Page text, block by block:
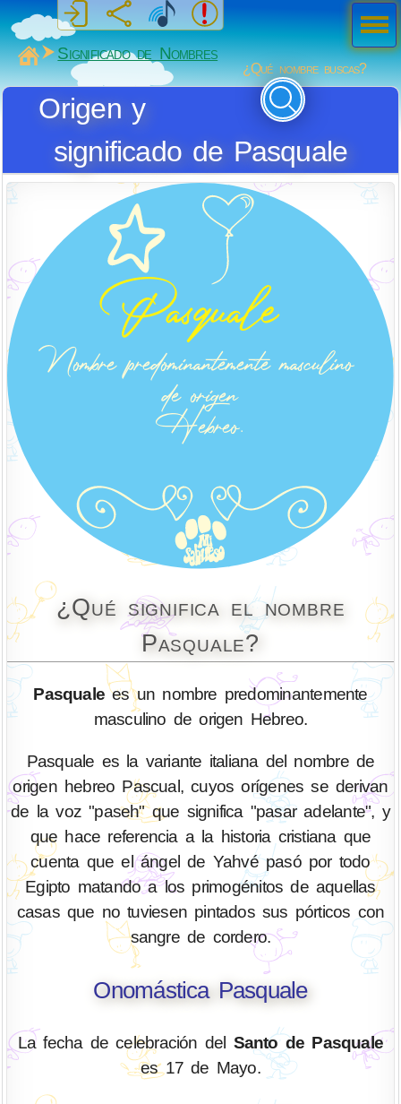
MiSabueso
Significado de Nombres
¿Qué nombre buscas?
Origen y
significado de Pasquale
¿Qué significa el nombre
Pasquale?
Pasquale es un nombre predominantemente
masculino de origen Hebreo.
Pasquale es la variante italiana del nombre de
origen hebreo Pascual, cuyos orígenes se derivan
de la voz "paseh" que significa "pasar adelante", y
que hace referencia a la historia cristiana que
cuenta que el ángel de Yahvé pasó por todo
Egipto matando a los primogénitos de aquellas
casas que no tuviesen pintados sus pórticos con
sangre de cordero.
Onomástica Pasquale
La fecha de celebración del Santo de Pasquale
es 17 de Mayo.
Men
ú